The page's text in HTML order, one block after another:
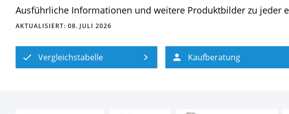
Ausführliche Informationen und weitere Produktbilder zu jeder
AKTUALISIERT: 08. JULI 2026
Vergleichstabelle Kaufberatung